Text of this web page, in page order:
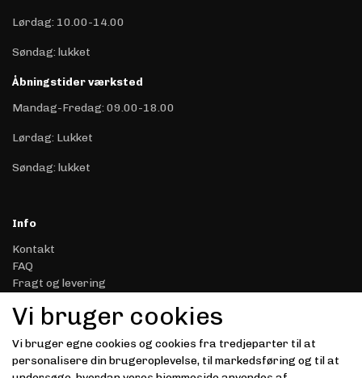
Lørdag: 10.00-14.00
Søndag: lukket
Åbningstider værksted
Mandag-Fredag: 09.00-18.00
Lørdag: Lukket
Søndag: lukket
Info
Kontakt
FAQ
Fragt og levering
Handelsbetingelser
Datasikkerhed & Privatliv
Gavekort
Om Driver.dk
Vi bruger cookies
Vi bruger egne cookies og cookies fra tredjeparter til at
personalisere din brugeroplevelse, til markedsføring og til at